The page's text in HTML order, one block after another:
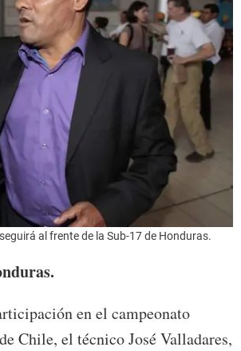
al frente de la Sub-17 de Honduras.
en el campeonato
Chile, el técnico José Valladares,